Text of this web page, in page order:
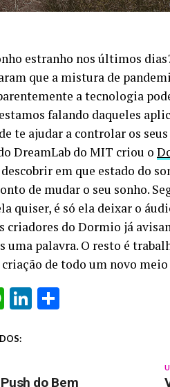
estranho nos últimos
que a mistura de
a tecnologia
falando daqueles
te ajudar a controlar os
DreamLab do MIT criou o
em que estado do
de mudar o seu sonho.
quiser, é só ela deixar o
criadores do Dormio já
uma palavra. O resto é
de todo um novo meio
WhatsApp
LinkedIn
do Bem